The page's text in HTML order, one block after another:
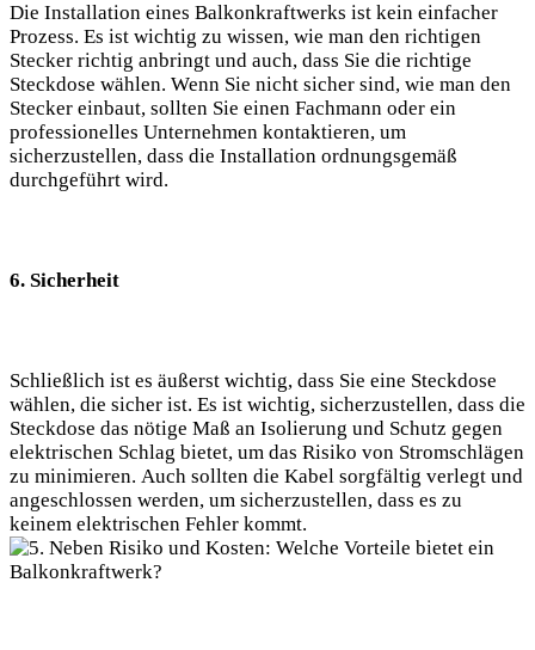
Die Installation eines Balkonkraftwerks ist kein einfacher
Prozess. Es ist wichtig zu wissen, wie man den richtigen
Stecker richtig anbringt und auch, dass Sie die richtige
Steckdose wählen. Wenn Sie nicht sicher sind, wie man den
Stecker einbaut, sollten Sie einen Fachmann oder ein
professionelles Unternehmen kontaktieren, um
sicherzustellen, dass die Installation ordnungsgemäß
durchgeführt wird.
6. Sicherheit
Schließlich ist es äußerst wichtig, dass Sie eine Steckdose
wählen, die sicher ist. Es ist wichtig, sicherzustellen, dass die
Steckdose das nötige Maß an Isolierung und Schutz gegen
elektrischen Schlag bietet, um das Risiko von Stromschlägen
zu minimieren. Auch sollten die Kabel sorgfältig verlegt und
angeschlossen werden, um sicherzustellen, dass es zu
keinem elektrischen Fehler kommt.